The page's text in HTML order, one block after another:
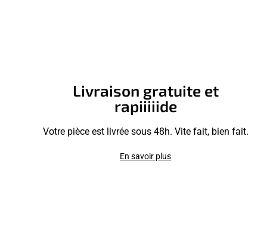
Livraison gratuite et
rapiiiiide
Votre pièce est livrée sous 48h. Vite fait, bien fait.
En savoir plus